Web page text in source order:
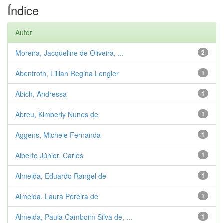
Índice
Autor
2
Moreira, Jacqueline de Oliveira, ...
1
Abentroth, Lillian Regina Lengler
1
Abich, Andressa
1
Abreu, Kimberly Nunes de
1
Aggens, Michele Fernanda
1
Alberto Júnior, Carlos
1
Almeida, Eduardo Rangel de
1
Almeida, Laura Pereira de
1
Almeida, Paula Camboim Silva de, ...